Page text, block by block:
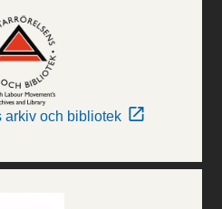
arkiv och bibliotek